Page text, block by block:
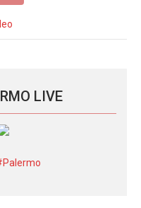
LIVE